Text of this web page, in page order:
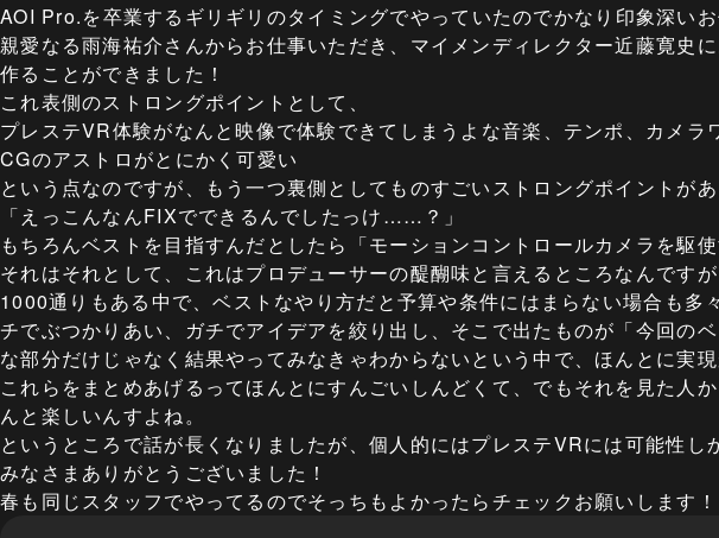
AOI Pro.を卒業するギリギリのタイミングでやっていたのでかなり印象深いお
親愛なる雨海祐介さんからお仕事いただき、マイメンディレクター近藤寛史
作ることができました！
これ表側のストロングポイントとして、
プレステVR体験がなんと映像で体験できてしまうよな音楽、テンポ、カメラ
CGのアストロがとにかく可愛い
という点なのですが、もう一つ裏側としてものすごいストロングポイントが
「えっこんなんFIXでできるんでしたっけ……？」
もちろんベストを目指すんだとしたら「モーションコントロールカメラを駆
それはそれとして、これはプロデューサーの醍醐味と言えるところなんです
1000通りもある中で、ベストなやり方だと予算や条件にはまらない場合も
チでぶつかりあい、ガチでアイデアを絞り出し、そこで出たものが「今回の
な部分だけじゃなく結果やってみなきゃわからないという中で、ほんとに実
これらをまとめあげるってほんとにすんごいしんどくて、でもそれを見た人
んと楽しいんすよね。
というところで話が長くなりましたが、個人的にはプレステVRには可能性
みなさまありがとうございました！
春も同じスタッフでやってるのでそっちもよかったらチェックお願いします！